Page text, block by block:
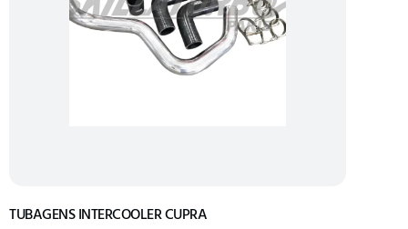
TUBAGENS INTERCOOLER CUPRA